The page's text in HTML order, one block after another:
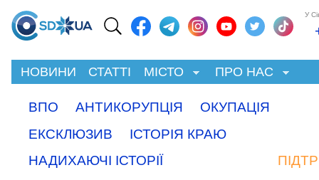
У
НОВИНИ СТАТТІ МІСТО ПРО НАС
ВПО АНТИКОРУПЦІЯ
ОКУПАЦІЯ
ЕКСКЛЮЗИВ
ІСТОРІЯ КРАЮ
НАДИХАЮЧІ ІСТОРІЇ